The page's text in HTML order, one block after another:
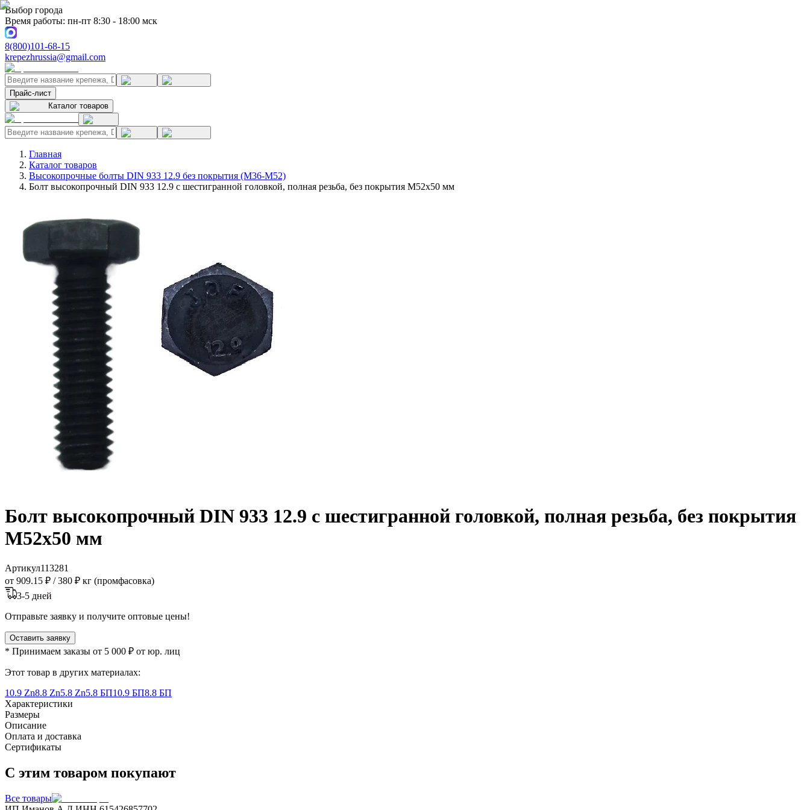
Выбор города
Время работы: пн-пт 8:30 - 18:00 мск
8(800)101-68-15
krepezhrussia@gmail.com
Прайс-лист
Каталог товаров
Главная
Каталог товаров
Высокопрочные болты DIN 933 12.9 без покрытия (M36-M52)
Болт высокопрочный DIN 933 12.9 с шестигранной головкой, полная резьба, без покрытия M52x50 мм
Болт высокопрочный DIN 933 12.9 с шестигранной головкой, полная резьба, без покрытия
M52x50 мм
Артикул113281
от 909.15 ₽ /380 ₽ кг (промфасовка)
3-5 дней
Отправьте заявку и получите оптовые цены!
Оставить заявку
* Принимаем заказы от 5 000 ₽ от юр. лиц
Этот товар в других материалах:
10.9 Zn8.8 Zn5.8 Zn5.8 БП10.9 БП8.8 БП
Характеристики
Размеры
Описание
Оплата и доставка
Сертификаты
С этим товаром покупают
Все товары